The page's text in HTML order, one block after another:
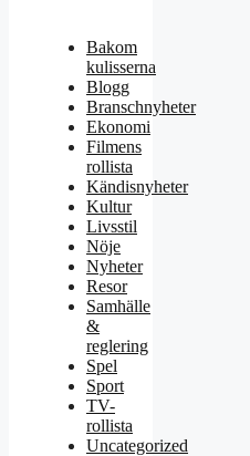
Bakom
kulisserna
Blogg
Branschnyheter
Ekonomi
Filmens
rollista
Kändisnyheter
Kultur
Livsstil
Nöje
Nyheter
Resor
Samhälle
&
reglering
Spel
Sport
TV-
rollista
Uncategorized